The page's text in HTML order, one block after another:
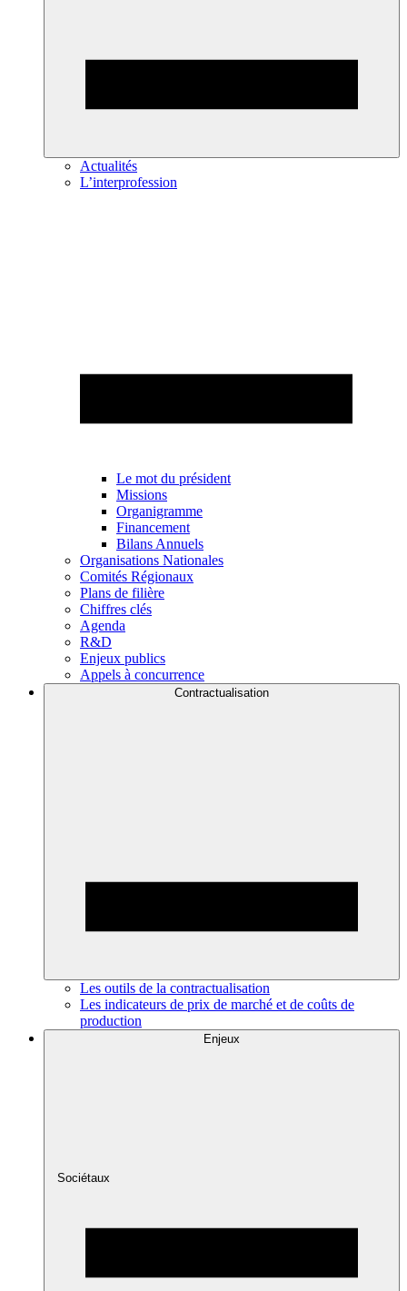
Actualités
L’interprofession
Le mot du président
Missions
Organigramme
Financement
Bilans Annuels
Organisations Nationales
Comités Régionaux
Plans de filière
Chiffres clés
Agenda
R&D
Enjeux publics
Appels à concurrence
Contractualisation
Les outils de la contractualisation
Les indicateurs de prix de marché et de coûts de
production
Enjeux
Sociétaux